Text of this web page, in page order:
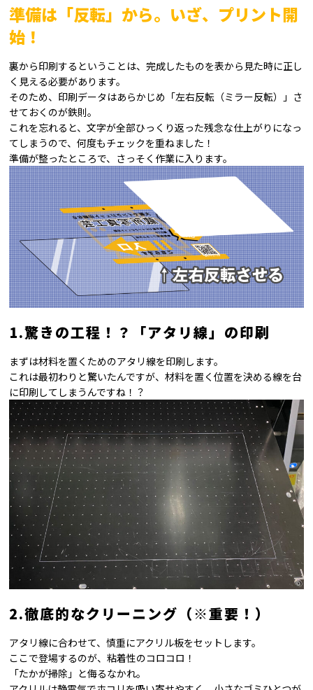
準備は「反転」から。いざ、プリント開
始！
裏から印刷するということは、完成したものを表から見た時に正し
く見える必要があります。
そのため、印刷データはあらかじめ「左右反転（ミラー反転）」さ
せておくのが鉄則。
これを忘れると、文字が全部ひっくり返った残念な仕上がりになっ
てしまうので、何度もチェックを重ねました！
準備が整ったところで、さっそく作業に入ります。
1.驚きの工程！？「アタリ線」の印刷
まずは材料を置くためのアタリ線を印刷します。
これは最初わりと驚いたんですが、材料を置く位置を決める線を台
に印刷してしまうんですね！？
2.徹底的なクリーニング（※重要！）
アタリ線に合わせて、慎重にアクリル板をセットします。
ここで登場するのが、粘着性のコロコロ！
「たかが掃除」と侮るなかれ。